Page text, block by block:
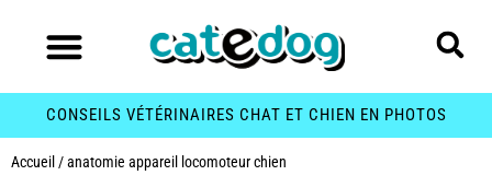
CONSEILS VÉTÉRINAIRES CHAT ET CHIEN EN PHOTOS
Accueil /anatomie appareil locomoteur chien